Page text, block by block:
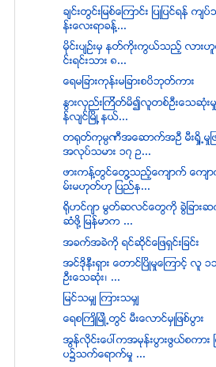
ခ်င္းတြင္းျမစ္ေၾကာင္း ျပဳျပင္ရန္ က်
န္းေလးရာခန္႔...
မိုင္းပ်ဥ္းမွ နတ္ကိုးကြယ္သည့္ လား
င္းရင္းသား ၈...
ေရမျခားကုန္းမျခားစပိဘုတ္ကား
ႏြားလွည္းၾကိတ္မိ၍လူတစ္ဦးေသဆံုး
န္လ်င္ၿမိဳ ့နယ္...
တရုတ္ကုမၸဏီအေဆာက္အဦ မီးရႈိ႕မႈျ
အလုပ္သမား ၁၇ ဥ...
ဖားကန္႔တြင္ေတြ႔သည့္ေက်ာက္ ေက်
မ္းမဟုတ္ဟု ျပည္န...
ရိုဟင္ဂ်ာ မြတ္ဆလင္ေတြကို ခြဲျခား
ဆံဖို႔ ျမန္မာက ...
အခက္အခဲကုိ ရင္ဆုိင္ေျဖရွင္းျခင္း
အင္ဒိုနီးရွား ေတာင္ၿပိဳမႈေၾကာင့္ လူ ၁၁
ဦးေသဆံုး၊ ...
ျမင္သမွ် ၾကားသမွ်
ေရစႀကဳိျမဳိ႕တြင္ မီးေလာင္မွဳျဖစ္ပြား
အြန္လိုင္းေပၚကအမုန္းပြားဖြယ္စကား
ပ၌သက္ေရာက္မႈ ...